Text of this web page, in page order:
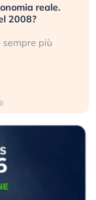
reale.
2008?
sempre più